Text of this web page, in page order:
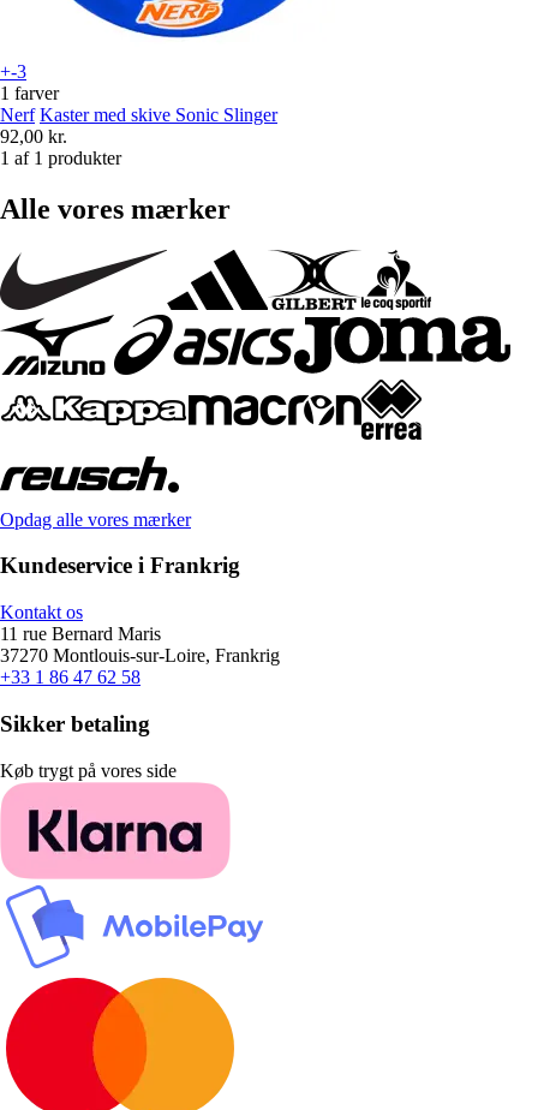
+-3
1 farver
Nerf Kaster med skive Sonic Slinger
92,00 kr.
1 af 1 produkter
Alle vores mærker
Opdag alle vores mærker
Kundeservice i Frankrig
Kontakt os
11 rue Bernard Maris
37270 Montlouis-sur-Loire, Frankrig
+33 1 86 47 62 58
Sikker betaling
Køb trygt på vores side